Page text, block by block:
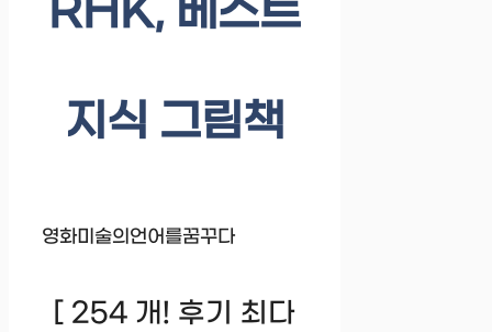
RHK, 베스트
지식 그림책
영화미술의언어를꿈꾸다
[ 254 개! 후기 최다